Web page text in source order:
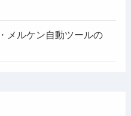
メルケン自動ツールの